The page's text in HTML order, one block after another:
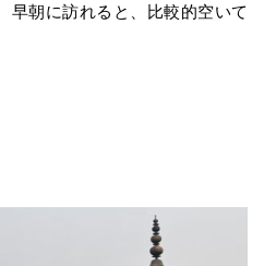
早朝に訪れると、比較的空いて